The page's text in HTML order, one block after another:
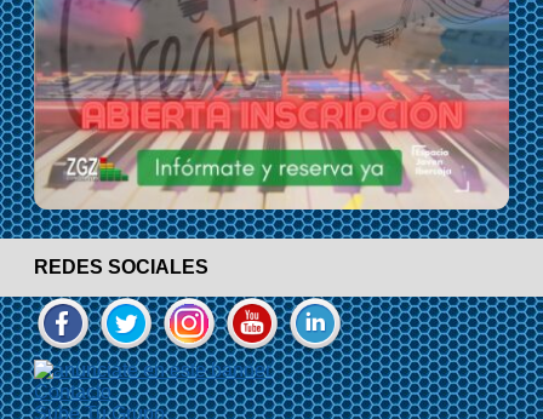
REDES SOCIALES
Contacto
Sube Tu Grupo